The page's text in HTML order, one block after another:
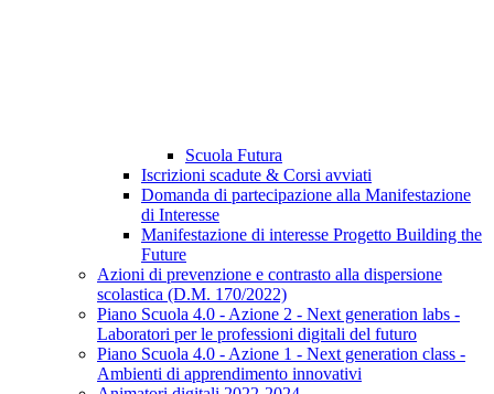
Scuola Futura
Iscrizioni scadute & Corsi avviati
Domanda di partecipazione alla Manifestazione
di Interesse
Manifestazione di interesse Progetto Building the
Future
Azioni di prevenzione e contrasto alla dispersione
scolastica (D.M. 170/2022)
Piano Scuola 4.0 - Azione 2 - Next generation labs -
Laboratori per le professioni digitali del futuro
Piano Scuola 4.0 - Azione 1 - Next generation class -
Ambienti di apprendimento innovativi